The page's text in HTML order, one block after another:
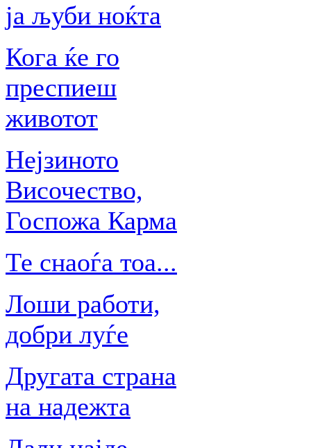
ја љуби ноќта
Кога ќе го
преспиеш
животот
Нејзиното
Височество,
Госпожа Карма
Те снаоѓа тоа...
Лоши работи,
добри луѓе
Другата страна
на надежта